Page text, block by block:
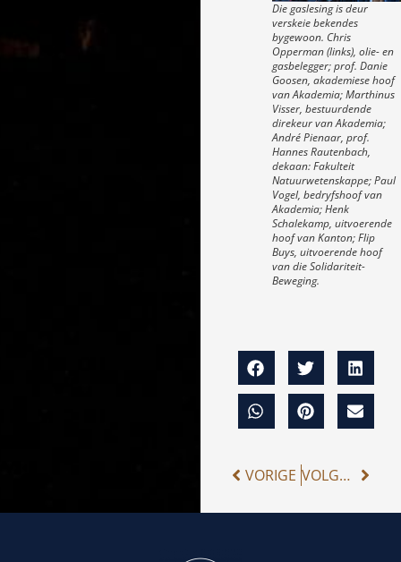
Die gaslesing is deur
verskeie bekendes
bygewoon. Chris
Opperman (links), olie- en
gasbelegger; prof. Danie
Goosen, akademiese hoof
van Akademia; Marthinus
Visser, bestuurdende
direkeur van Akademia;
André Pienaar, prof.
Hannes Rautenbach,
dekaan: Fakulteit
Natuurwetenskappe; Paul
Vogel, bedryfshoof van
Akademia; Henk
Schalekamp, uitvoerende
hoof van Kanton; Flip
Buys, uitvoerende hoof
van die Solidariteit-
Beweging.
VORIGE VOLGENDE